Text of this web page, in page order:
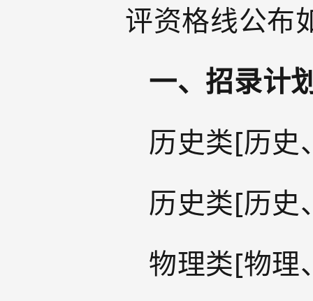
评资格线公布
一、招录计
历史类[历史
历史类[历史
物理类[物理